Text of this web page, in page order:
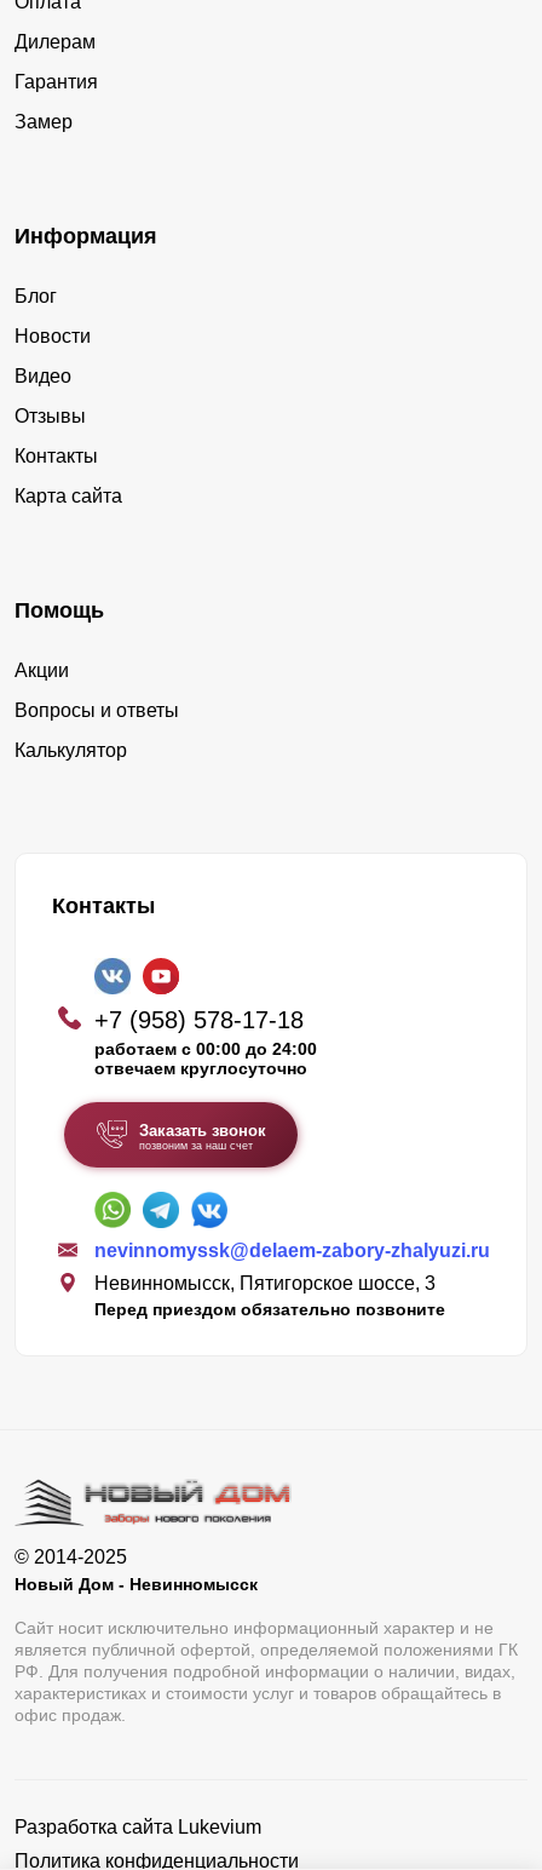
Дилерам
Гарантия
Замер
Информация
Блог
Новости
Видео
Отзывы
Контакты
Карта сайта
Помощь
Акции
Вопросы и ответы
Калькулятор
Контакты
+7 (958) 578-17-18
работаем с 00:00 до 24:00
отвечаем круглосуточно
Заказать звонок
позвоним за наш счет
nevinnomyssk@delaem-zabory-zhalyuzi.ru
Невинномысск, Пятигорское шоссе, 3
Перед приездом обязательно позвоните
© 2014-2025
Новый Дом - Невинномысск
Сайт носит исключительно информационный характер и не
является публичной офертой, определяемой положениями ГК
РФ. Для получения подробной информации о наличии, видах,
характеристиках и стоимости услуг и товаров обращайтесь в
офис продаж.
Разработка сайта Lukevium
Политика конфиденциальности